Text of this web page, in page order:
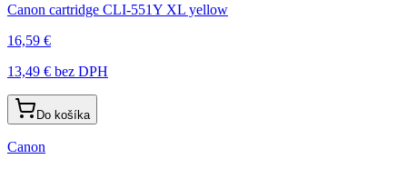
Canon cartridge CLI-551Y XL yellow
16,59 €
13,49 € bez DPH
Do košíka
Canon